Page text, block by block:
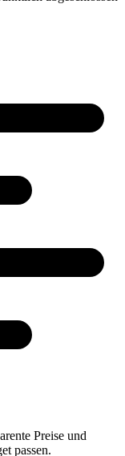
Preise und
passen.